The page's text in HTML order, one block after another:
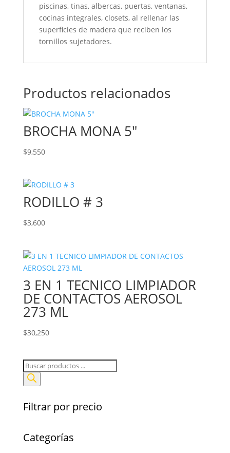
piscinas, tinas, albercas, puertas, ventanas,
cocinas integrales, closets, al rellenar las
superficies de madera que reciben los
tornillos sujetadores.
Productos relacionados
BROCHA MONA 5″
$9,550
RODILLO # 3
$3,600
3 EN 1 TECNICO LIMPIADOR
DE CONTACTOS AEROSOL
273 ML
$30,250
Búsqueda
de
productos
Filtrar por precio
Categorías